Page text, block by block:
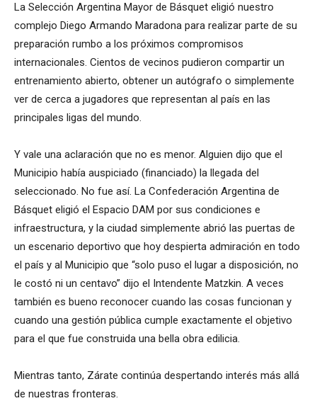
La Selección Argentina Mayor de Básquet eligió nuestro
complejo Diego Armando Maradona para realizar parte de su
preparación rumbo a los próximos compromisos
internacionales. Cientos de vecinos pudieron compartir un
entrenamiento abierto, obtener un autógrafo o simplemente
ver de cerca a jugadores que representan al país en las
principales ligas del mundo.
Y vale una aclaración que no es menor. Alguien dijo que el
Municipio había auspiciado (financiado) la llegada del
seleccionado. No fue así. La Confederación Argentina de
Básquet eligió el Espacio DAM por sus condiciones e
infraestructura, y la ciudad simplemente abrió las puertas de
un escenario deportivo que hoy despierta admiración en todo
el país y al Municipio que “solo puso el lugar a disposición, no
le costó ni un centavo” dijo el Intendente Matzkin. A veces
también es bueno reconocer cuando las cosas funcionan y
cuando una gestión pública cumple exactamente el objetivo
para el que fue construida una bella obra edilicia.
Mientras tanto, Zárate continúa despertando interés más allá
de nuestras fronteras.